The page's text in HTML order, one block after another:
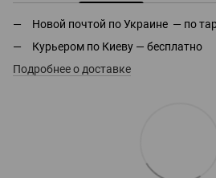
Новой почтой по Украине — по
Курьером по Киеву — бесплатно
Подробнее о доставке